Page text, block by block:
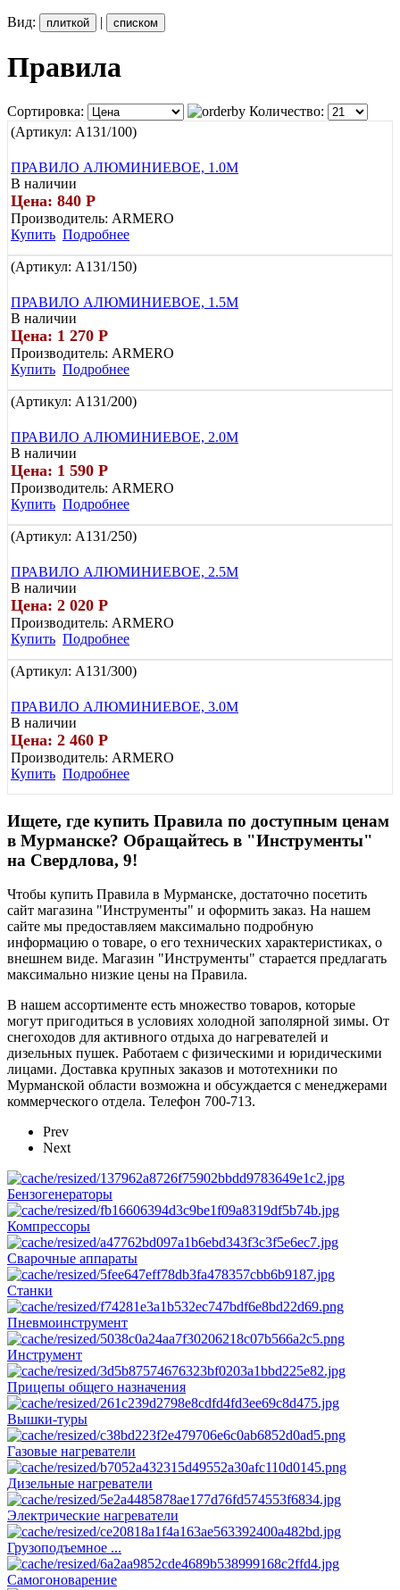
Вид: плиткой | списком
Правила
Сортировка:
Количество:
(Артикул: A131/100)
ПРАВИЛО АЛЮМИНИЕВОЕ, 1.0М
В наличии
Цена: 840 Р
Производитель: ARMERO
Купить Подробнее
(Артикул: A131/150)
ПРАВИЛО АЛЮМИНИЕВОЕ, 1.5М
В наличии
Цена: 1 270 Р
Производитель: ARMERO
Купить Подробнее
(Артикул: A131/200)
ПРАВИЛО АЛЮМИНИЕВОЕ, 2.0М
В наличии
Цена: 1 590 Р
Производитель: ARMERO
Купить Подробнее
(Артикул: A131/250)
ПРАВИЛО АЛЮМИНИЕВОЕ, 2.5М
В наличии
Цена: 2 020 Р
Производитель: ARMERO
Купить Подробнее
(Артикул: A131/300)
ПРАВИЛО АЛЮМИНИЕВОЕ, 3.0М
В наличии
Цена: 2 460 Р
Производитель: ARMERO
Купить Подробнее
Ищете, где купить Правила по доступным ценам
в Мурманске? Обращайтесь в "Инструменты"
на Свердлова, 9!
Чтобы купить Правила в Мурманске, достаточно посетить
сайт магазина "Инструменты" и оформить заказ. На нашем
сайте мы предоставляем максимально подробную
информацию о товаре, о его технических характеристиках, о
внешнем виде. Магазин "Инструменты" старается предлагать
максимально низкие цены на Правила.
В нашем ассортименте есть множество товаров, которые
могут пригодиться в условиях холодной заполярной зимы. От
снегоходов для активного отдыха до нагревателей и
дизельных пушек. Работаем с физическими и юридическими
лицами. Доставка крупных заказов и мототехники по
Мурманской области возможна и обсуждается с менеджерами
коммерческого отдела. Телефон 700-713.
Prev
Next
Бензогенераторы
Компрессоры
Сварочные аппараты
Станки
Пневмоинструмент
Инструмент
Прицепы общего назначения
Вышки-туры
Газовые нагреватели
Дизельные нагреватели
Электрические нагреватели
Грузоподъемное ...
Самогоноварение